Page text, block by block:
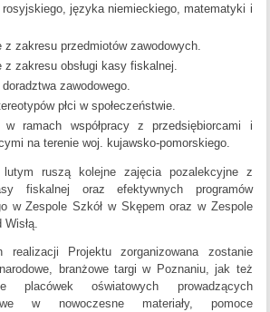
języka niemieckiego, matematyki i
zakresu przedmiotów zawodowych.
zakresu obsługi kasy fiskalnej.
zawodowego.
płci w społeczeństwie.
w ramach współpracy z przedsiębiorcami i
na terenie woj. kujawsko-pomorskiego.
ruszą kolejne zajęcia pozalekcyjne z
fiskalnej oraz efektywnych programów
w Zespole Szkół w Skępem oraz w Zespole
realizacji Projektu zorganizowana zostanie
branżowe targi w Poznaniu, jak też
placówek oświatowych prowadzących
w nowoczesne materiały, pomoce